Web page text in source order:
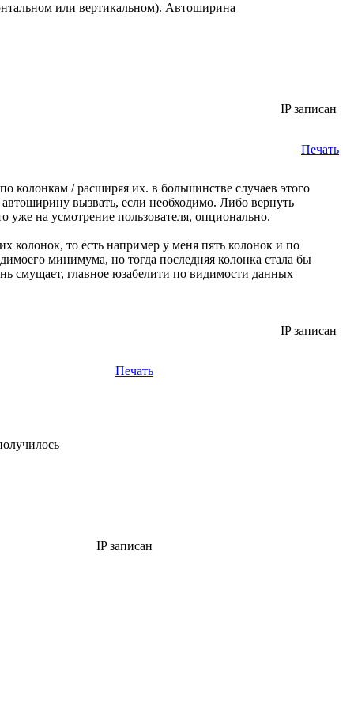
или вертикальном). Автоширина
IP записан
Печать
колонкам / расширяя их. в большинстве случаев этого
вызвать, если необходимо. Либо вернуть
на усмотрение пользователя, опционально.
колонок, то есть например у меня пять колонок и по
минимума, но тогда последняя колонка стала бы
смущает, главное юзабелити по видимости данных
IP записан
Печать
IP записан